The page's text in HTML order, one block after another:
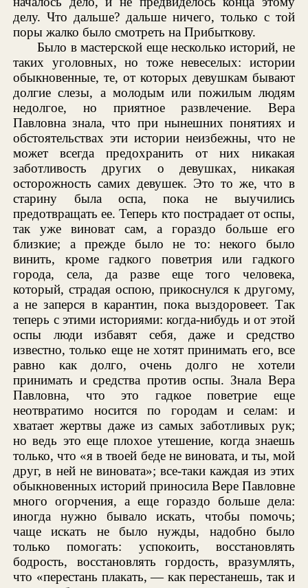
делу. Что дальше? дальше ничего, только с той
поры жалко было смотреть на Прибыткову.
Было в мастерской еще несколько историй, не
таких уголовных, но тоже невеселых: истории
обыкновенные, те, от которых девушкам бывают
долгие слезы, а молодым или пожилым людям
недолгое, но приятное развлечение. Вера
Павловна знала, что при нынешних понятиях и
обстоятельствах эти истории неизбежны, что не
может всегда предохранить от них никакая
заботливость других о девушках, никакая
осторожность самих девушек. Это то же, что в
старину была оспа, пока не выучились
предотвращать ее. Теперь кто пострадает от оспы,
так уже виноват сам, а гораздо больше его
близкие; а прежде было не то: некого было
винить, кроме гадкого поветрия или гадкого
города, села, да разве еще того человека,
который, страдая оспою, прикоснулся к другому,
а не заперся в карантин, пока выздоровеет. Так
теперь с этими историями: когда-нибудь и от этой
оспы люди избавят себя, даже и средство
известно, только еще не хотят принимать его, все
равно как долго, очень долго не хотели
принимать и средства против оспы. Знала Вера
Павловна, что это гадкое поветрие еще
неотвратимо носится по городам и селам: и
хватает жертвы даже из самых заботливых рук;
но ведь это еще плохое утешение, когда знаешь
только, что «я в твоей беде не виновата, и ты, мой
друг, в ней не виновата»; все-таки каждая из этих
обыкновенных историй приносила Вере Павловне
много огорчения, а еще гораздо больше дела:
иногда нужно бывало искать, чтобы помочь;
чаще искать не было нужды, надобно было
только помогать: успокоить, восстановлять
бодрость, восстановлять гордость, вразумлять,
что «перестань плакать, — как перестанешь, так и